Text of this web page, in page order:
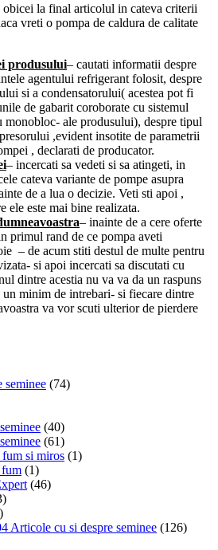
obicei la final articolul in cateva criterii
vreti o pompa de caldura de calitate
produsului– cautati informatii despre
agentului refrigerant folosit, despre
si a condensatorului( acestea pot fi
de gabarit coroborate cu sistemul
monobloc- ale produsului), despre tipul
,evident insotite de parametrii
, declarati de producator.
– incercati sa vedeti si sa atingeti, in
cateva variante de pompe asupra
de a lua o decizie. Veti sti apoi ,
ele este mai bine realizata.
– inainte de a cere oferte
primul rand de ce pompa aveti
– de acum stiti destul de multe pentru
si apoi incercati sa discutati cu
dintre acestia nu va va da un raspuns
un minim de intrebari- si fiecare dintre
va vor scuti ulterior de pierdere
seminee (74)
(40)
(61)
si miros (1)
(1)
(46)
Articole cu si despre seminee (126)